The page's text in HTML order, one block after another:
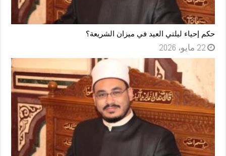
حكم إحياء ليلتي العيد في ميزان الشريعة؟
22 مايو، 2026